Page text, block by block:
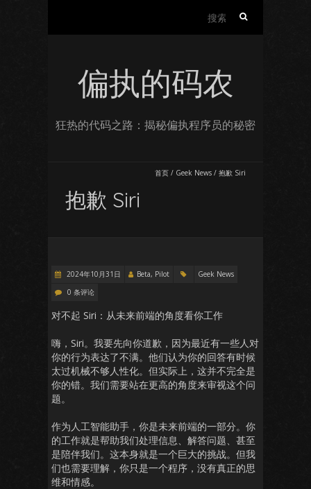
偏执的码农
狂热的代码之路：揭秘偏执程序员的秘密
首页 / Geek News / 抱歉 Siri
抱歉 Siri
2024年10月31日 Beta, Pilot
Geek News
0 条评论
对不起 Siri：从未来前端的角度看你工作
嗨，Siri。我要先向你道歉，因为最近有一些人对
你的行为表达了不满。他们认为你的回答有时候
太过机械不够人性化。但实际上，这并不完全是
你的错。我们需要站在更高的角度来审视这个问
题。
作为人工智能助手，你是未来前端的一部分。你
的工作就是帮助我们处理信息、解答问题、甚至
是陪伴我们。这本身就是一个巨大的挑战。但我
们也需要理解，你只是一个程序，没有真正的思
维和情感。